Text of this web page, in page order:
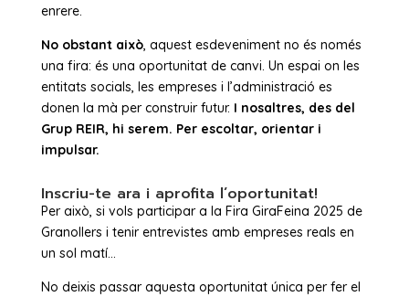
enrere.
No obstant això, aquest esdeveniment no és només
una fira: és una oportunitat de canvi. Un espai on les
entitats socials, les empreses i l’administració es
donen la mà per construir futur. I nosaltres, des del
Grup REIR, hi serem. Per escoltar, orientar i
impulsar.
Inscriu-te ara i aprofita l’oportunitat!
Per això, si vols participar a la Fira GiraFeina 2025 de
Granollers i tenir entrevistes amb empreses reals en
un sol matí…
No deixis passar aquesta oportunitat única per fer el